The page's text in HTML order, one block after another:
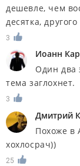
дешевле, чем
десятка,
3
Иоанн
Один два
тема заглохнет.
3
Дмитрий
Похоже в
хохлосрач))
25